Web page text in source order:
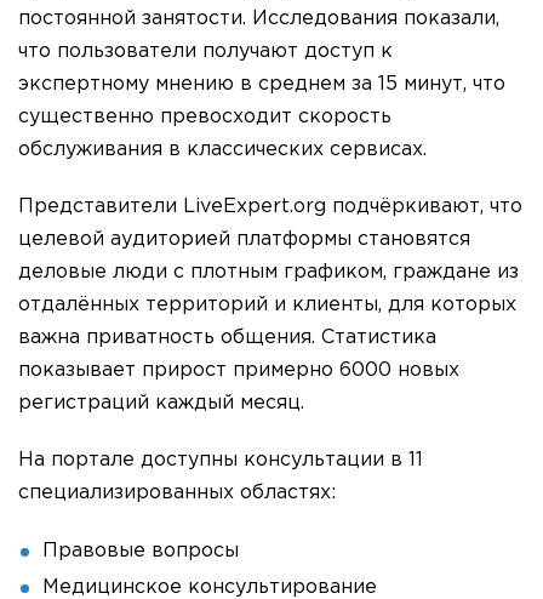
постоянной занятости. Исследования показали,
что пользователи получают доступ к
экспертному мнению в среднем за 15 минут, что
существенно превосходит скорость
обслуживания в классических сервисах.
Представители LiveExpert.org подчёркивают, что
целевой аудиторией платформы становятся
деловые люди с плотным графиком, граждане из
отдалённых территорий и клиенты, для которых
важна приватность общения. Статистика
показывает прирост примерно 6000 новых
регистраций каждый месяц.
На портале доступны консультации в 11
специализированных областях:
Правовые вопросы
Медицинское консультирование